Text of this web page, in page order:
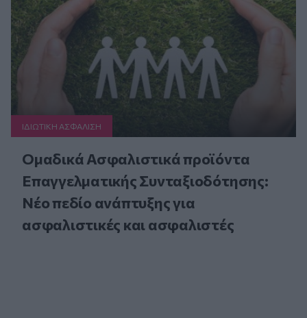
ΙΔΙΩΤΙΚΗ ΑΣΦAΛΙΣΗ
Ομαδικά Ασφαλιστικά προϊόντα
Επαγγελματικής Συνταξιοδότησης:
Νέο πεδίο ανάπτυξης για
ασφαλιστικές και ασφαλιστές